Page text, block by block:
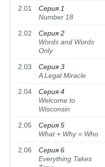
2.01
Серия 1
Number 18
2.02
Серия 2
Words and Words
Only
2.03
Серия 3
A Legal Miracle
2.04
Серия 4
Welcome to
Wisconsin
2.05
Серия 5
What + Why = Who
2.06
Серия 6
Everything Takes